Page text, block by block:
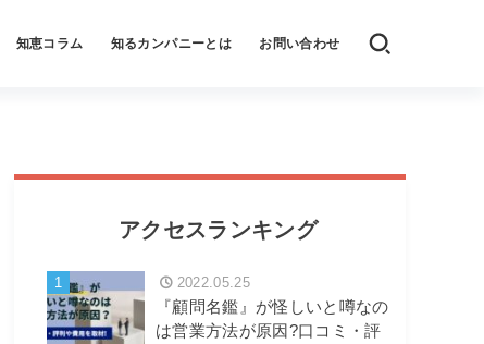
知恵コラム 知るカンパニーとは お問い合わせ
アクセスランキング
1
『顧問名鑑』が怪しいと噂なの
は営業方法が原因?口コミ・評
2022.05.25